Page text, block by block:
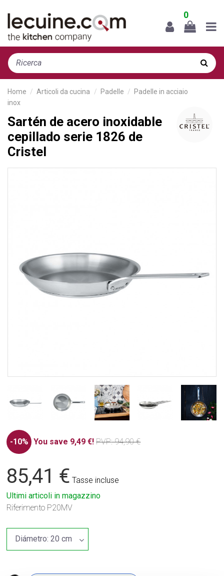
0
Home Articoli da cucina Padelle
Padelle in acciaio
inox
Sartén de acero inoxidable
cepillado serie 1826 de
Cristel
-10% You save 9,49 €! PVP: 94,90 €
85,41 € Tasse incluse
Ultimi articoli in magazzino
Riferimento P20MV